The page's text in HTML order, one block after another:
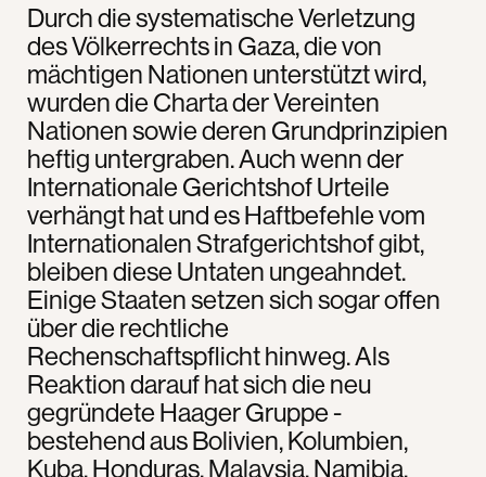
Durch die systematische Verletzung
des Völkerrechts in Gaza, die von
mächtigen Nationen unterstützt wird,
wurden die Charta der Vereinten
Nationen sowie deren Grundprinzipien
heftig untergraben. Auch wenn der
Internationale Gerichtshof Urteile
verhängt hat und es Haftbefehle vom
Internationalen Strafgerichtshof gibt,
bleiben diese Untaten ungeahndet.
Einige Staaten setzen sich sogar offen
über die rechtliche
Rechenschaftspflicht hinweg. Als
Reaktion darauf hat sich die neu
gegründete Haager Gruppe -
bestehend aus Bolivien, Kolumbien,
Kuba, Honduras, Malaysia, Namibia,